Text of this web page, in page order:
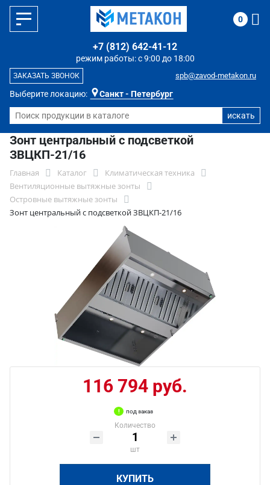
Выберите локацию: Санкт - Петербург
режим работы: с 9:00 до 18:00
+7 (812) 642-41-12
spb@zavod-metakon.ru
ЗАКАЗАТЬ ЗВОНОК
0
Зонт центральный с подсветкой
ЗВЦКП-21/16
Главная Каталог
Климатическая техника
Вентиляционные вытяжные зонты
Островные вытяжные зонты
Зонт центральный с подсветкой ЗВЦКП-21/16
116 794 руб.
под заказ
Количество
шт
КУПИТЬ